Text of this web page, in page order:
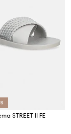
STREET II FE